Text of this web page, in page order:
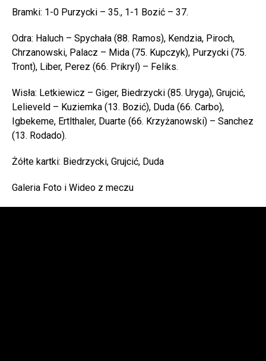
Bramki: 1-0 Purzycki – 35., 1-1 Bozić – 37.
Odra: Haluch – Spychała (88. Ramos), Kendzia, Piroch,
Chrzanowski, Palacz – Mida (75. Kupczyk), Purzycki (75.
Tront), Liber, Perez (66. Prikryl) – Feliks.
Wisła: Letkiewicz – Giger, Biedrzycki (85. Uryga), Grujcić,
Lelieveld – Kuziemka (13. Bozić), Duda (66. Carbo),
Igbekeme, Ertlthaler, Duarte (66. Krzyżanowski) – Sanchez
(13. Rodado).
Żółte kartki: Biedrzycki, Grujcić, Duda
Galeria Foto i Wideo z meczu